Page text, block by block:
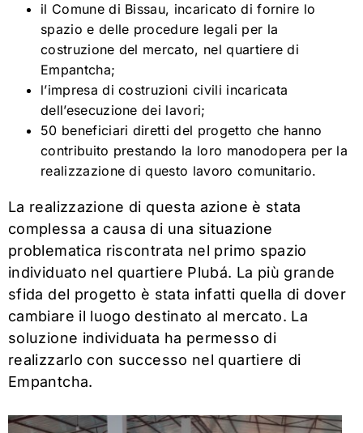
il Comune di Bissau, incaricato di fornire lo
spazio e delle procedure legali per la
costruzione del mercato, nel quartiere di
Empantcha;
l’impresa di costruzioni civili incaricata
dell’esecuzione dei lavori;
50 beneficiari diretti del progetto che hanno
contribuito prestando la loro manodopera per la
realizzazione di questo lavoro comunitario.
La realizzazione di questa azione è stata
complessa a causa di una situazione
problematica riscontrata nel primo spazio
individuato nel quartiere Plubá. La più grande
sfida del progetto è stata infatti quella di dover
cambiare il luogo destinato al mercato. La
soluzione individuata ha permesso di
realizzarlo con successo nel quartiere di
Empantcha.